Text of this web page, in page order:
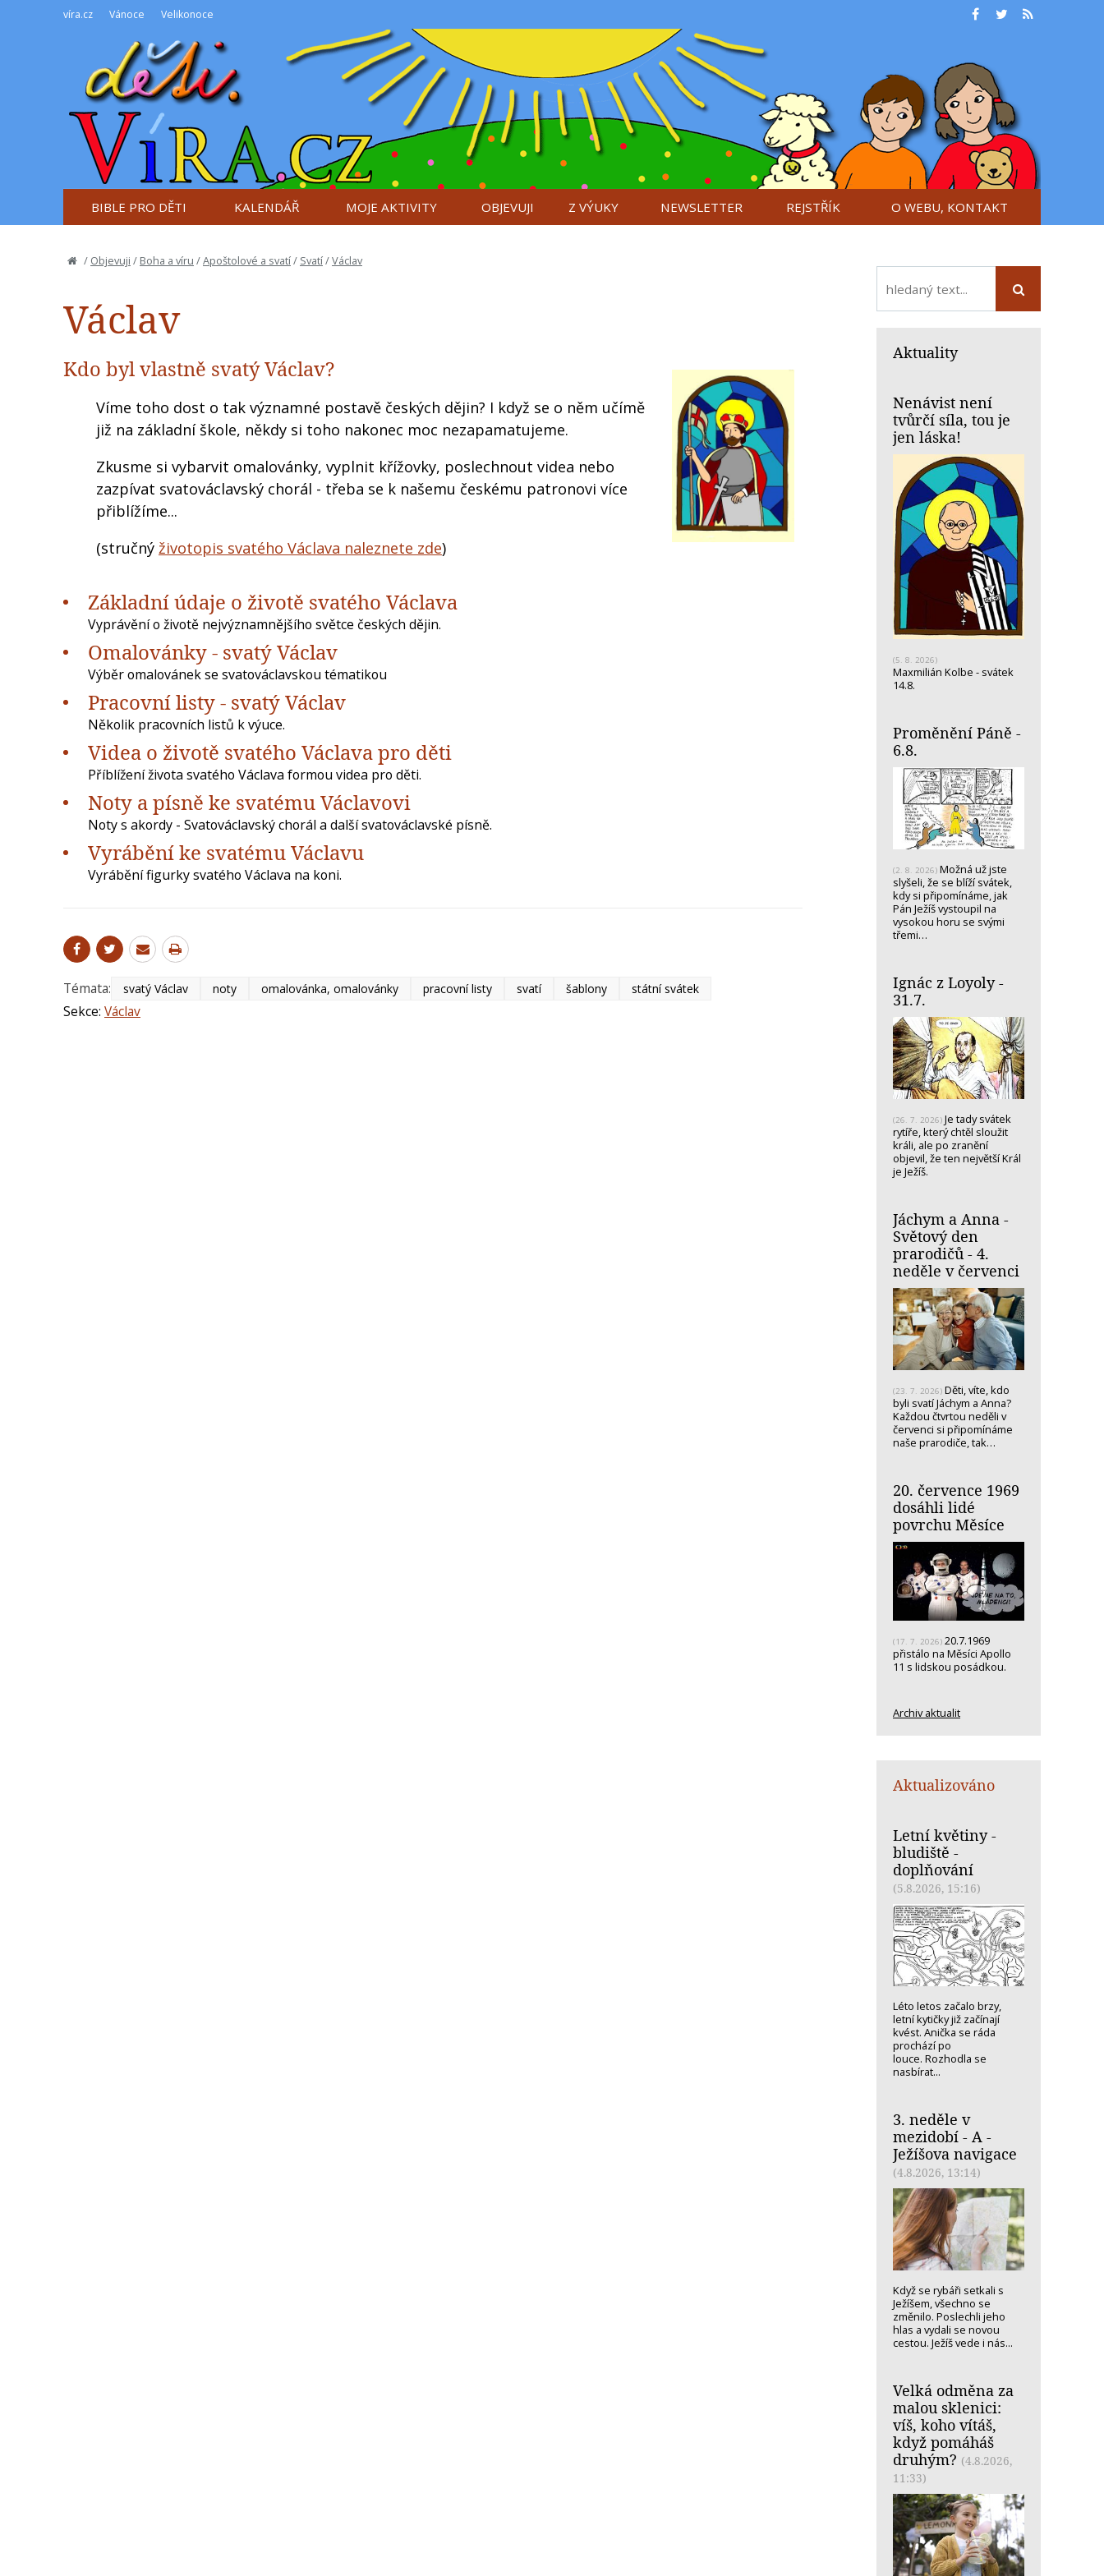
víra.cz Vánoce Velikonoce
BIBLE PRO DĚTI KALENDÁŘ MOJE AKTIVITY OBJEVUJI Z VÝUKY NEWSLETTER REJSTŘÍK O WEBU, KONTAKT
/ Objevuji / Boha a víru /Apoštolové a svatí/ Svatí/Václav
Václav
Kdo byl vlastně svatý Václav?
Víme toho dost o tak významné postavě českých dějin? I když se o něm učímě
již na základní škole, někdy si toho nakonec moc nezapamatujeme.
Zkusme si vybarvit omalovánky, vyplnit křížovky, poslechnout videa nebo
zazpívat svatováclavský chorál - třeba se k našemu českému patronovi více
přiblížíme...
(stručný životopis svatého Václava naleznete zde)
Základní údaje o životě svatého Václava
Vyprávění o životě nejvýznamnějšího světce českých dějin.
Omalovánky - svatý Václav
Výběr omalovánek se svatováclavskou tématikou
Pracovní listy - svatý Václav
Několik pracovních listů k výuce.
Videa o životě svatého Václava pro děti
Příblížení života svatého Václava formou videa pro děti.
Noty a písně ke svatému Václavovi
Noty s akordy - Svatováclavský chorál a další svatováclavské písně.
Vyrábění ke svatému Václavu
Vyrábění figurky svatého Václava na koni.
Témata: svatý Václav noty omalovánka, omalovánky pracovní listy svatí šablony státní svátek
Sekce: Václav
Aktuality
Nenávist není
tvůrčí síla, tou je
jen láska!
(5. 8. 2026)
Maxmilián Kolbe - svátek
14.8.
Proměnění Páně -
6.8.
(2. 8. 2026) Možná už jste
slyšeli, že se blíží svátek,
kdy si připomínáme, jak
Pán Ježíš vystoupil na
vysokou horu se svými
třemi…
Ignác z Loyoly -
31.7.
(26. 7. 2026) Je tady svátek
rytíře, který chtěl sloužit
králi, ale po zranění
objevil, že ten největší Král
je Ježíš.
Jáchym a Anna -
Světový den
prarodičů - 4.
neděle v červenci
(23. 7. 2026) Děti, víte, kdo
byli svatí Jáchym a Anna?
Každou čtvrtou neděli v
červenci si připomínáme
naše prarodiče, tak…
20. července 1969
dosáhli lidé
povrchu Měsíce
(17. 7. 2026) 20.7.1969
přistálo na Měsíci Apollo
11 s lidskou posádkou.
Archiv aktualit
Aktualizováno
Letní květiny -
bludiště -
doplňování
(5.8.2026, 15:16)
Léto letos začalo brzy,
letní kytičky již začínají
kvést. Anička se ráda
prochází po
louce. Rozhodla se
nasbírat...
3. neděle v
mezidobí - A -
Ježíšova navigace
(4.8.2026, 13:14)
Když se rybáři setkali s
Ježíšem, všechno se
změnilo. Poslechli jeho
hlas a vydali se novou
cestou. Ježíš vede i nás...
Velká odměna za
malou sklenici:
víš, koho vítáš,
když pomáháš
druhým? (4.8.2026,
11:33)